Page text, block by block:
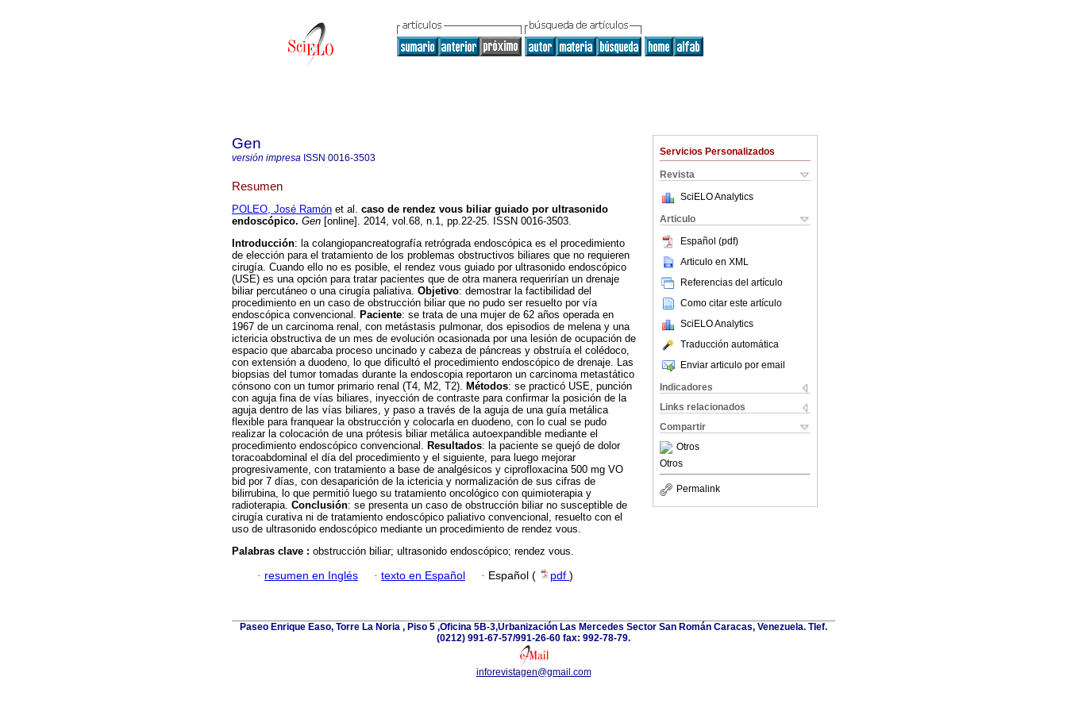
Servicios Personalizados
Revista
SciELO Analytics
Articulo
Español (pdf)
Articulo en XML
Referencias del artículo
Como citar este artículo
SciELO Analytics
Traducción automática
Enviar articulo por email
Indicadores
Links relacionados
Compartir
Otros
Otros
Permalink
Gen
versión impresa ISSN 0016-3503
Resumen
POLEO, José Ramón et al. caso de rendez vous biliar guiado por ultrasonido
endoscópico. Gen [online]. 2014, vol.68, n.1, pp.22-25. ISSN 0016-3503.
Introducción: la colangiopancreatografía retrógrada endoscópica es el procedimiento
de elección para el tratamiento de los problemas obstructivos biliares que no requieren
cirugía. Cuando ello no es posible, el rendez vous guiado por ultrasonido endoscópico
(USE) es una opción para tratar pacientes que de otra manera requerirían un drenaje
biliar percutáneo o una cirugía paliativa. Objetivo: demostrar la factibilidad del
procedimiento en un caso de obstrucción biliar que no pudo ser resuelto por vía
endoscópica convencional. Paciente: se trata de una mujer de 62 años operada en
1967 de un carcinoma renal, con metástasis pulmonar, dos episodios de melena y una
ictericia obstructiva de un mes de evolución ocasionada por una lesión de ocupación de
espacio que abarcaba proceso uncinado y cabeza de páncreas y obstruía el colédoco,
con extensión a duodeno, lo que dificultó el procedimiento endoscópico de drenaje. Las
biopsias del tumor tomadas durante la endoscopia reportaron un carcinoma metastático
cónsono con un tumor primario renal (T4, M2, T2). Métodos: se practicó USE, punción
con aguja fina de vías biliares, inyección de contraste para confirmar la posición de la
aguja dentro de las vías biliares, y paso a través de la aguja de una guía metálica
flexible para franquear la obstrucción y colocarla en duodeno, con lo cual se pudo
realizar la colocación de una prótesis biliar metálica autoexpandible mediante el
procedimiento endoscópico convencional. Resultados: la paciente se quejó de dolor
toracoabdominal el día del procedimiento y el siguiente, para luego mejorar
progresivamente, con tratamiento a base de analgésicos y ciprofloxacina 500 mg VO
bid por 7 días, con desaparición de la ictericia y normalización de sus cifras de
bilirrubina, lo que permitió luego su tratamiento oncológico con quimioterapia y
radioterapia. Conclusión: se presenta un caso de obstrucción biliar no susceptible de
cirugía curativa ni de tratamiento endoscópico paliativo convencional, resuelto con el
uso de ultrasonido endoscópico mediante un procedimiento de rendez vous.
Palabras clave : obstrucción biliar; ultrasonido endoscópico; rendez vous.
· resumen en Inglés · texto en Español · Español ( pdf )
Paseo Enrique Easo, Torre La Noria , Piso 5 ,Oficina 5B-3,Urbanización Las Mercedes Sector San Román Caracas, Venezuela. Tlef.
(0212) 991-67-57/991-26-60 fax: 992-78-79.
inforevistagen@gmail.com